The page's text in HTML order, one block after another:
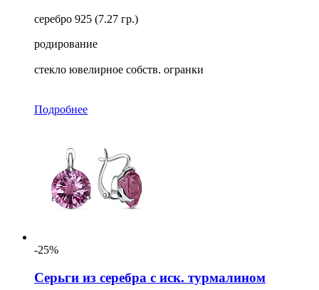
серебро 925 (7.27 гр.)
родирование
стекло ювелирное собств. огранки
Подробнее
-25%
Серьги из серебра с иск. турмалином